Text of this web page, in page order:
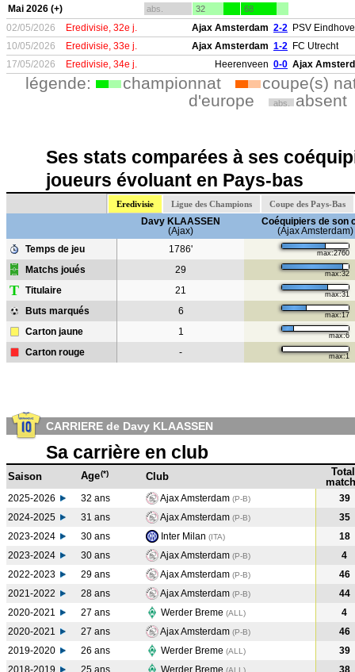
Mai 2026 (+) abs. 32 68
02/05/2026 Eredivisie, 32e j. Ajax Amsterdam 2-2 PSV
10/05/2026
Eredivisie, 33e j. Ajax Amsterdam 1-2 FC Utrecht
17/05/2026
Eredivisie, 34e j. Heerenveen 0-0 Ajax
légende: championnat
coupe(s)
d'europe
abs. absent
Ses stats comparées à ses
joueurs évoluant en Pays-bas
Eredivisie Ligue des Champions Coupe des Pays-Bas
Davy KLAASSEN
(Ajax)
Coéquipiers de son
(Ajax Amsterdam)
Temps de jeu
1786' max:2760
Matchs joués 29 max:32
T Titulaire 21 max:31
Buts marqués 6 max:17
Carton jaune 1 max:6
Carton rouge - max:1
CARRIERE de Davy KLAASSEN
Sa carrière en club
Saison Age(*) Club
Total
2025-2026 32 ans Ajax Amsterdam (P-B)
39
2024-2025
31 ans Ajax Amsterdam (P-B)
35
2023-2024
30 ans Inter Milan (ITA)
18
2023-2024
30 ans Ajax Amsterdam (P-B)
4
2022-2023
29 ans Ajax Amsterdam (P-B)
46
2021-2022
28 ans Ajax Amsterdam (P-B)
44
2020-2021
27 ans Werder Breme (ALL )
4
2020-2021
27 ans Ajax Amsterdam (P-B)
46
2019-2020
26 ans Werder Breme (ALL )
39
2018-2019
25 ans Werder Breme (ALL ) 38